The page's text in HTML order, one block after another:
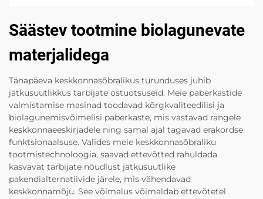
Säästev tootmine biolagunevate
materjalidega
Tänapäeva keskkonnasõbralikus turunduses juhib
jätkusuutlikkus tarbijate ostuotsuseid. Meie paberkastide
valmistamise masinad toodavad kõrgkvaliteedilisi ja
biolagunemisvõimelisi paberkaste, mis vastavad rangele
keskkonnaeeskirjadele ning samal ajal tagavad erakordse
funktsionaalsuse. Valides meie keskkonnasõbraliku
tootmistechnoloogia, saavad ettevõtted rahuldada
kasvavat tarbijate nõudlust jätkusuutlike
pakendialternatiivide järele, mis vähendavad
keskkonnamõju. See võimalus võimaldab ettevõtetel